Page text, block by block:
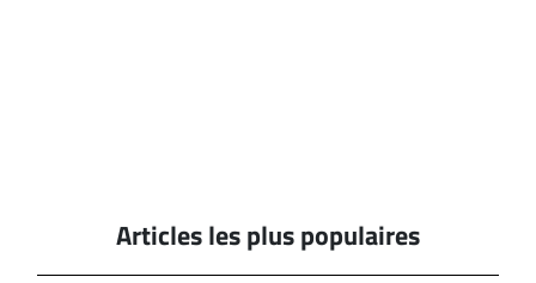
Articles les plus populaires